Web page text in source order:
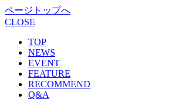
ページトップへ
CLOSE
TOP
NEWS
EVENT
FEATURE
RECOMMEND
Q&A